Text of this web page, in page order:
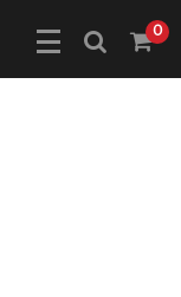
0